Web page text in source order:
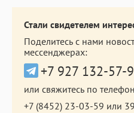
Стали свидетелем
Поделитесь с нами
мессенджерах:
+7 927 132-57-
или свяжитесь по
+7 (8452) 23-03-59 или